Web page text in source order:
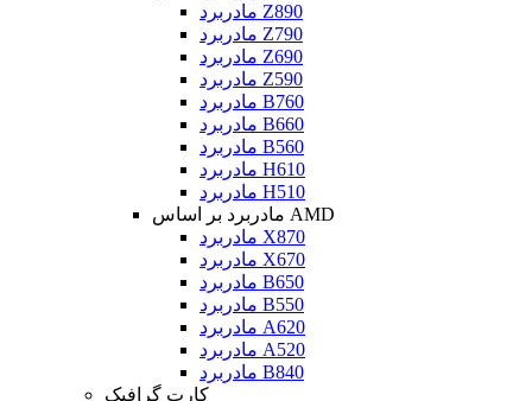
مادربرد Z890
مادربرد Z790
مادربرد Z690
مادربرد Z590
مادربرد B760
مادربرد B660
مادربرد B560
مادربرد H610
مادربرد H510
مادربرد بر اساس AMD
مادربرد X870
مادربرد X670
مادربرد B650
مادربرد B550
مادربرد A620
مادربرد A520
مادربرد B840
کارت گرافیک